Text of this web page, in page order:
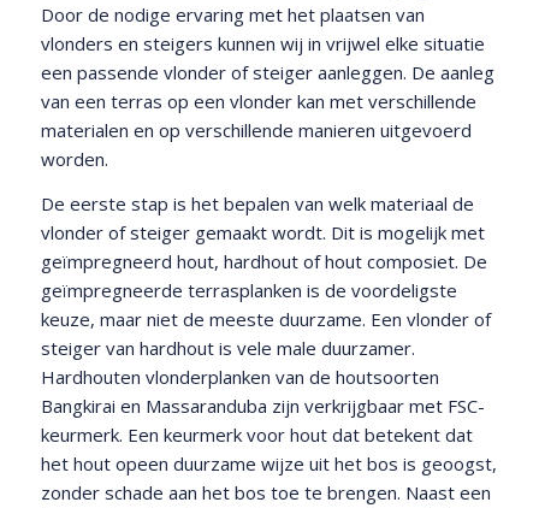
Door de nodige ervaring met het plaatsen van
vlonders en steigers kunnen wij in vrijwel elke situatie
een passende vlonder of steiger aanleggen. De aanleg
van een terras op een vlonder kan met verschillende
materialen en op verschillende manieren uitgevoerd
worden.
De eerste stap is het bepalen van welk materiaal de
vlonder of steiger gemaakt wordt. Dit is mogelijk met
geïmpregneerd hout, hardhout of hout composiet. De
geïmpregneerde terrasplanken is de voordeligste
keuze, maar niet de meeste duurzame. Een vlonder of
steiger van hardhout is vele male duurzamer.
Hardhouten vlonderplanken van de houtsoorten
Bangkirai en Massaranduba zijn verkrijgbaar met FSC-
keurmerk. Een keurmerk voor hout dat betekent dat
het hout opeen duurzame wijze uit het bos is geoogst,
zonder schade aan het bos toe te brengen. Naast een